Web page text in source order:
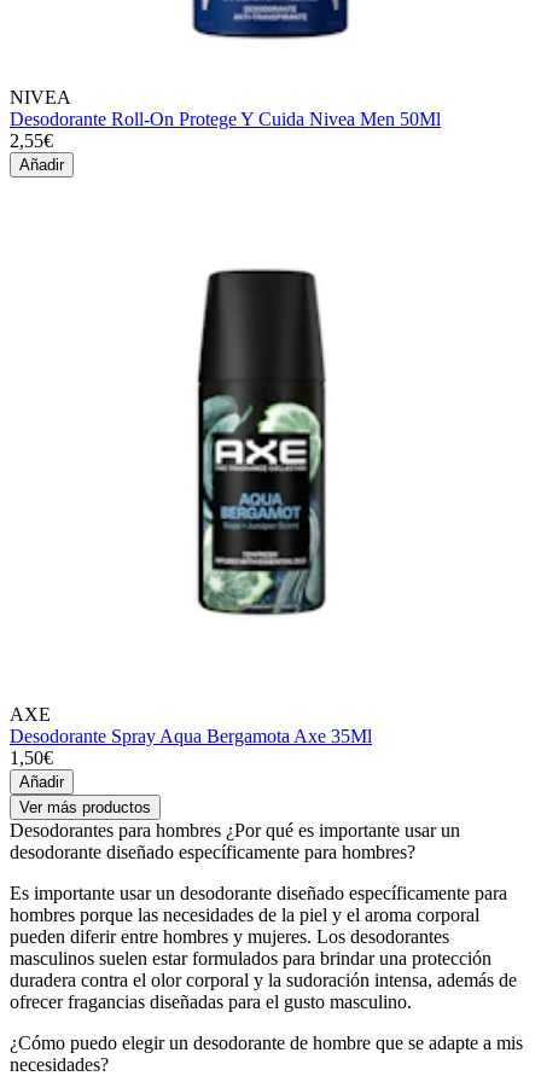
NIVEA
Desodorante Roll-On Protege Y Cuida Nivea Men 50Ml
2,55€
Añadir
AXE
Desodorante Spray Aqua Bergamota Axe 35Ml
1,50€
Añadir
Ver más productos
Desodorantes para hombres ¿Por qué es importante usar un
desodorante diseñado específicamente para hombres?
Es importante usar un desodorante diseñado específicamente para
hombres porque las necesidades de la piel y el aroma corporal
pueden diferir entre hombres y mujeres. Los desodorantes
masculinos suelen estar formulados para brindar una protección
duradera contra el olor corporal y la sudoración intensa, además de
ofrecer fragancias diseñadas para el gusto masculino.
¿Cómo puedo elegir un desodorante de hombre que se adapte a mis
necesidades?